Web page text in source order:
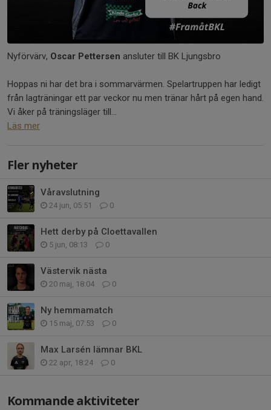
Nyförvärv, Oscar Pettersen ansluter till BK Ljungsbro
Hoppas ni har det bra i sommarvärmen. Spelartruppen har ledigt
från lagträningar ett par veckor nu men tränar hårt på egen hand.
Vi åker på träningsläger till...
Läs mer
Fler nyheter
Våravslutning
24 jun, 05:51 0
Hett derby på Cloettavallen
5 jun, 08:13 0
Västervik nästa
20 maj, 18:04 0
Ny hemmamatch
15 maj, 07:53 0
Max Larsén lämnar BKL
22 apr, 18:24 0
Kommande aktiviteter